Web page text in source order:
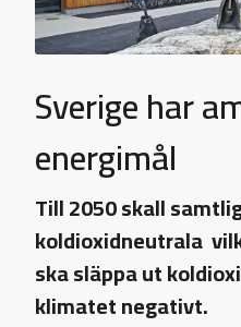
Sverige har
energimål
Till 2050 skall
koldioxidneutrala
ska släppa ut
klimatet negativt.